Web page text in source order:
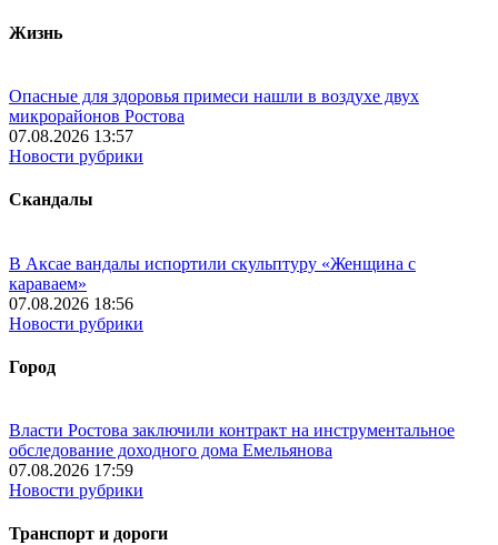
Жизнь
Опасные для здоровья примеси нашли в воздухе двух
микрорайонов Ростова
07.08.2026 13:57
Новости рубрики
Скандалы
В Аксае вандалы испортили скульптуру «Женщина с
караваем»
07.08.2026 18:56
Новости рубрики
Город
Власти Ростова заключили контракт на инструментальное
обследование доходного дома Емельянова
07.08.2026 17:59
Новости рубрики
Транспорт и дороги